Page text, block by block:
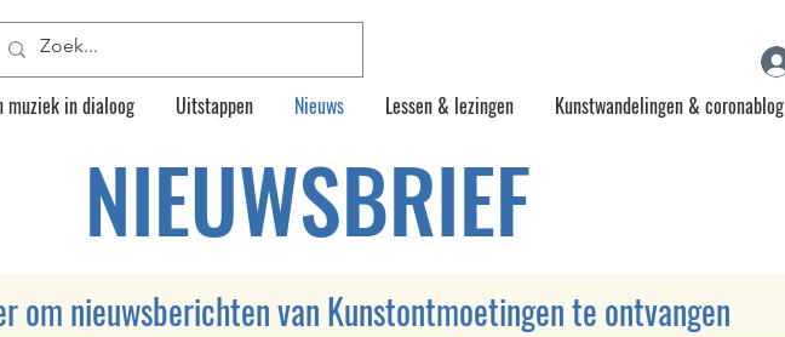
muziek in dialoog Uitstappen Nieuws Lessen & lezingen Kunstwandelingen & coronablog
NIEUWSBRIEF
om nieuwsberichten van Kunstontmoetingen te ontvangen